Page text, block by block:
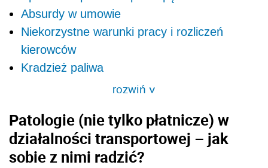
Absurdy w umowie
Niekorzystne warunki pracy i rozliczeń
kierowców
Kradzież paliwa
rozwiń>
Patologie (nie tylko płatnicze) w
działalności transportowej – jak
sobie z nimi radzić?